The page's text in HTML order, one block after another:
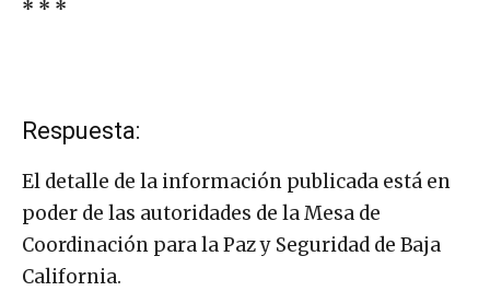
* * *
Respuesta:
El detalle de la información publicada está en
poder de las autoridades de la Mesa de
Coordinación para la Paz y Seguridad de Baja
California.